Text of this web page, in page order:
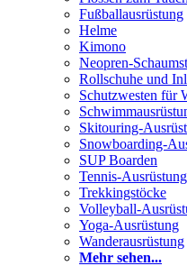
Fußballausrüstung
Helme
Kimono
Neopren-
Rollschuhe und
Schutzwesten für
Skitouring-
Snowboarding-
SUP Boarden
Tennis-Ausrüstung
Trekkingstöcke
Volleyball-
Yoga-Ausrüstung
Wanderausrüstung
Mehr sehen...